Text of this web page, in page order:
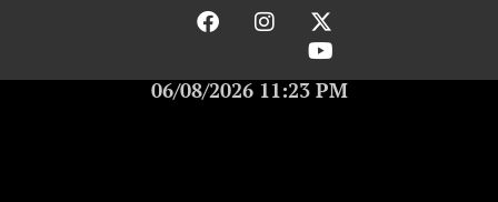
06/08/2026 11:23 PM